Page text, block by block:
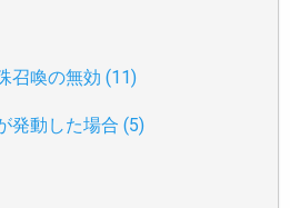
召喚の無効 (11)
発動した場合 (5)